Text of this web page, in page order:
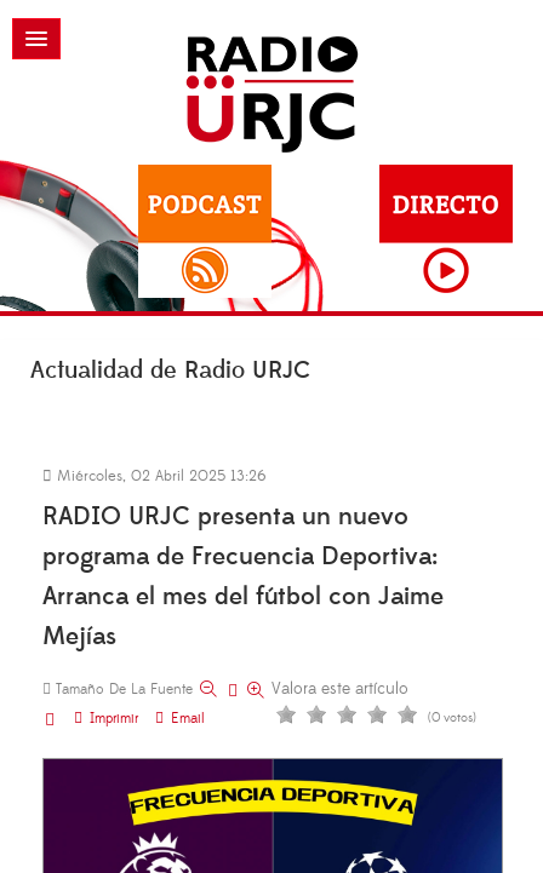
Actualidad de Radio URJC
Miércoles, 02 Abril 2025 13:26
RADIO URJC presenta un nuevo
programa de Frecuencia Deportiva:
Arranca el mes del fútbol con Jaime
Mejías
Tamaño De La Fuente
Imprimir
Email
Valora este artículo
(0 votos)